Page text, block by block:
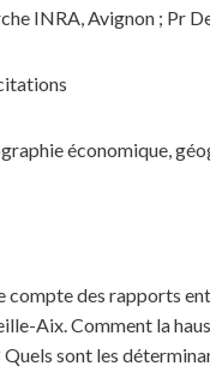
INRA, Avignon ; Pr
économique,
compte des rapports
Aix. Comment la
Quels sont les